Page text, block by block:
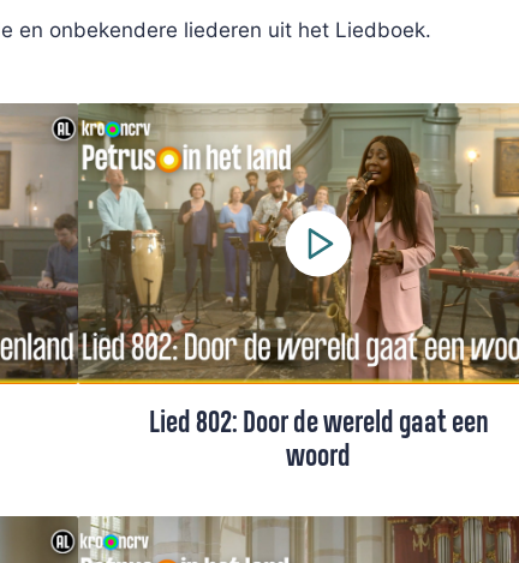
en onbekendere liederen uit het Liedboek.
Lied 802: Door de wereld gaat een
woord
Lied 802 uit het Liedboek, gezongen door
Pearl Jozefzoon, met tekst en toelichting.